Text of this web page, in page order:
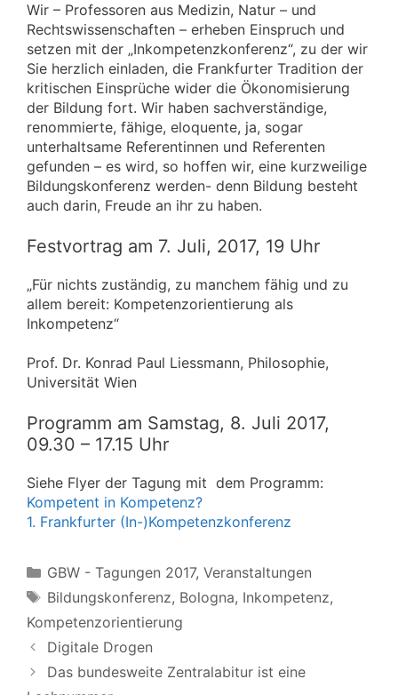
Wir – Professoren aus Medizin, Natur – und
Rechtswissenschaften – erheben Einspruch und
setzen mit der „Inkompetenzkonferenz“, zu der wir
Sie herzlich einladen, die Frankfurter Tradition der
kritischen Einsprüche wider die Ökonomisierung
der Bildung fort. Wir haben sachverständige,
renommierte, fähige, eloquente, ja, sogar
unterhaltsame Referentinnen und Referenten
gefunden – es wird, so hoffen wir, eine kurzweilige
Bildungskonferenz werden- denn Bildung besteht
auch darin, Freude an ihr zu haben.
Festvortrag am 7. Juli, 2017, 19 Uhr
„Für nichts zuständig, zu manchem fähig und zu
allem bereit: Kompetenzorientierung als
Inkompetenz“
Prof. Dr. Konrad Paul Liessmann, Philosophie,
Universität Wien
Programm am Samstag, 8. Juli 2017,
09.30 – 17.15 Uhr
Siehe Flyer der Tagung mit dem Programm:
Kompetent in Kompetenz?
1. Frankfurter (In-)Kompetenzkonferenz
Kategorien
GBW - Tagungen 2017, Veranstaltungen
Schlagwörter
Bildungskonferenz, Bologna, Inkompetenz,
Kompetenzorientierung
Digitale Drogen
Das bundesweite Zentralabitur ist eine